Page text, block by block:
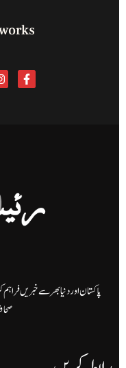
پاکستان اور دنیا بھر سے خبریں فراہم